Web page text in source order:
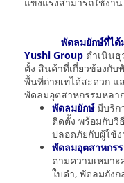
แข็งแรงสามารถใช้งา
พัดลมยักษ์ที่ได้
Yushi Group ดำเนิน
ตั้ง สินค้าที่เกี่ยวข้องกับ
พื้นที่ถ่ายเทได้สะดวก
พัดลมอุตสาหกรรมหลา
พัดลมยักษ์มีบริก
ติดตั้ง พร้อมกับวิ
ปลอดภัยกับผู้ใช้
พัดลมอุตสาหกร
ตามความเหมา
ใบดำ, พัดลมถัง